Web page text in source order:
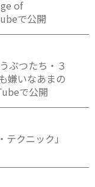
of
で公開
ぶつたち・３
嫌いなあまの
で公開
クニック」